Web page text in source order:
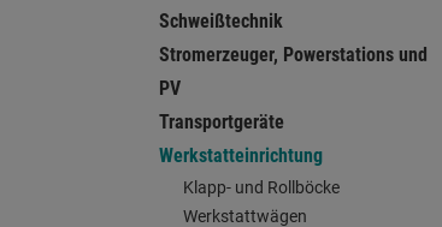
Schweißtechnik
Stromerzeuger, Powerstations und
PV
Transportgeräte
Werkstatteinrichtung
Klapp- und Rollböcke
Werkstattwägen